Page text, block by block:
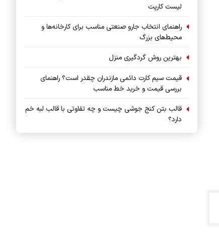
لیست کارپت
راهنمای انتخاب جارو صنعتی مناسب برای کارخانه‌ها و
محیط‌های بزرگ
بهترین روش گردگیری منزل
قیمت سیم کارت دائمی مازندران چقدر است؟ راهنمای
بررسی قیمت و خرید خط مناسب
قالب بتن کنج جوشی چیست و چه تفاوتی با قالب لبه خم
دارد؟